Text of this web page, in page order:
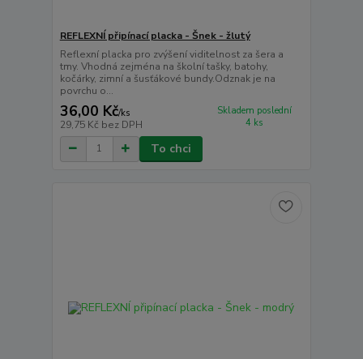
REFLEXNÍ připínací placka - Šnek - žlutý
Reflexní placka pro zvýšení viditelnost za šera a
tmy. Vhodná zejména na školní tašky, batohy,
kočárky, zimní a šusťákové bundy.Odznak je na
povrchu o...
36,00 Kč/ks
29,75 Kč bez DPH
Skladem poslední
4 ks
To chci